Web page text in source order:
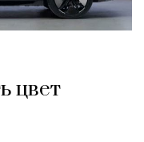
цвет